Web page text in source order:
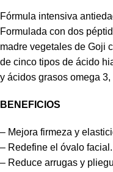
Fórmula intensiva
Formulada con dos
madre vegetales de Goji
de cinco tipos de ácido
y ácidos grasos omega
BENEFICIOS
– Mejora firmeza y
– Redefine el óvalo facial.
– Reduce arrugas y